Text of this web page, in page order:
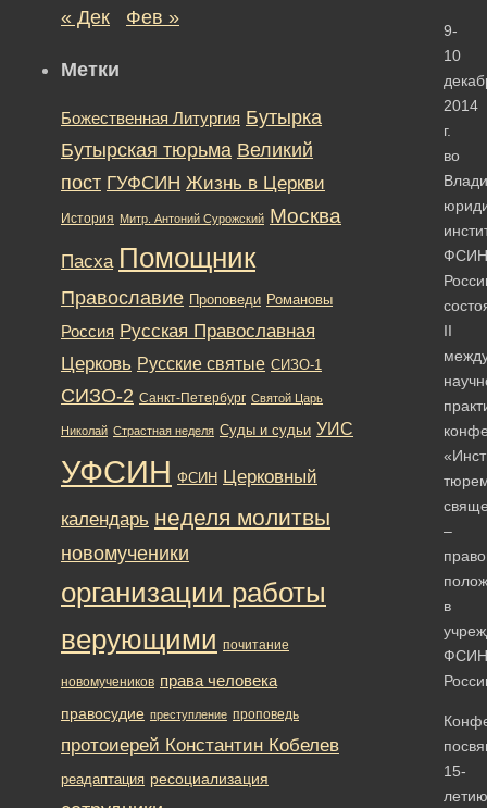
9-
10
2014
г.
во
ФСИН
II
–
в
ФСИН
15-
летию
« Дек
Фев »
Метки
Божественная Литургия Бутырка
Бутырская тюрьма Великий
пост ГУФСИН Жизнь в Церкви
История Митр. Антоний Сурожский Москва
Пасха Помощник
Православие Проповеди Романовы
Россия Русская Православная
Церковь Русские святые СИЗО-1
СИЗО-2 Санкт-Петербург Святой Царь
Николай Страстная неделя Суды и судьи УИС
УФСИН ФСИН Церковный
календарь неделя молитвы
новомученики
организации работы
верующими почитание
новомучеников права человека
правосудие преступление проповедь
протоиерей Константин Кобелев
реадаптация ресоциализация